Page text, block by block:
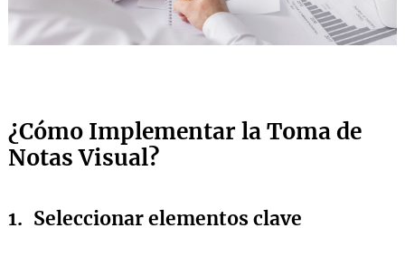
¿Cómo Implementar la Toma de
Notas Visual?
1. Seleccionar elementos clave